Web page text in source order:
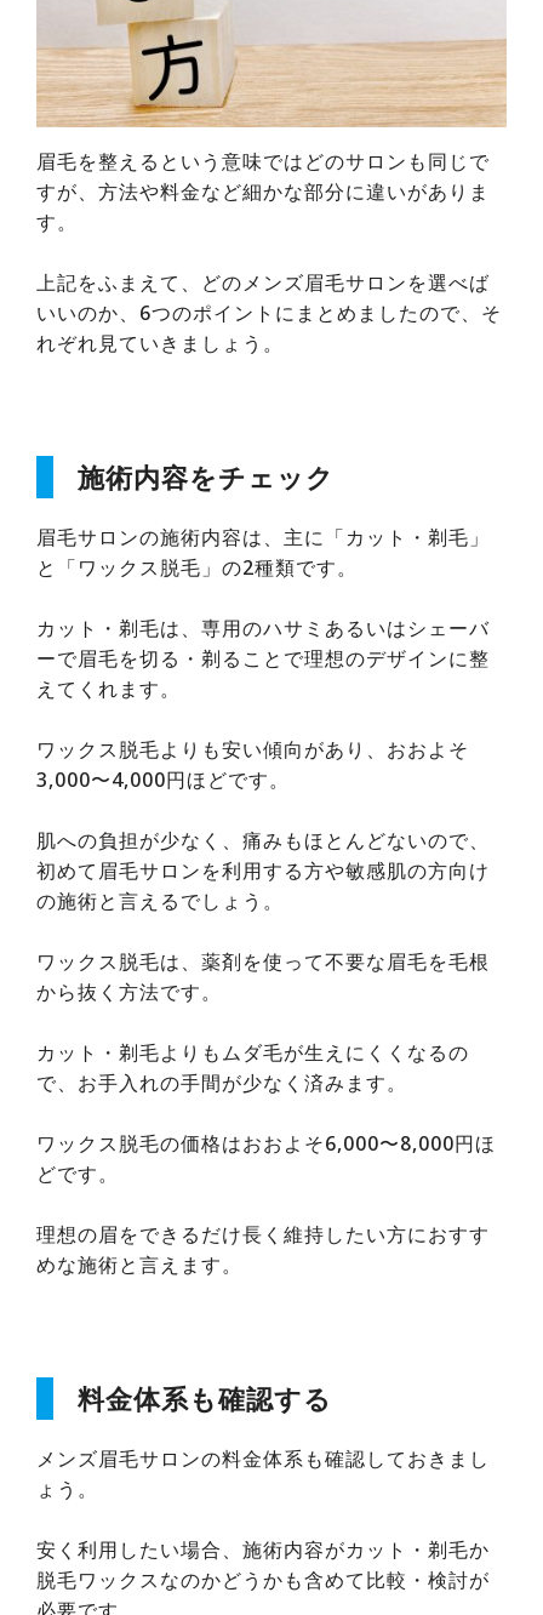
眉毛を整えるという意味ではどのサロンも同じで
すが、方法や料金など細かな部分に違いがありま
す。
上記をふまえて、どのメンズ眉毛サロンを選べば
いいのか、6つのポイントにまとめましたので、そ
れぞれ見ていきましょう。
施術内容をチェック
眉毛サロンの施術内容は、主に「カット・剃毛」
と「ワックス脱毛」の2種類です。
カット・剃毛は、専用のハサミあるいはシェーバ
ーで眉毛を切る・剃ることで理想のデザインに整
えてくれます。
ワックス脱毛よりも安い傾向があり、おおよそ
3,000〜4,000円ほどです。
肌への負担が少なく、痛みもほとんどないので、
初めて眉毛サロンを利用する方や敏感肌の方向け
の施術と言えるでしょう。
ワックス脱毛は、薬剤を使って不要な眉毛を毛根
から抜く方法です。
カット・剃毛よりもムダ毛が生えにくくなるの
で、お手入れの手間が少なく済みます。
ワックス脱毛の価格はおおよそ6,000〜8,000円ほ
どです。
理想の眉をできるだけ長く維持したい方におすす
めな施術と言えます。
料金体系も確認する
メンズ眉毛サロンの料金体系も確認しておきまし
ょう。
安く利用したい場合、施術内容がカット・剃毛か
脱毛ワックスなのかどうかも含めて比較・検討が